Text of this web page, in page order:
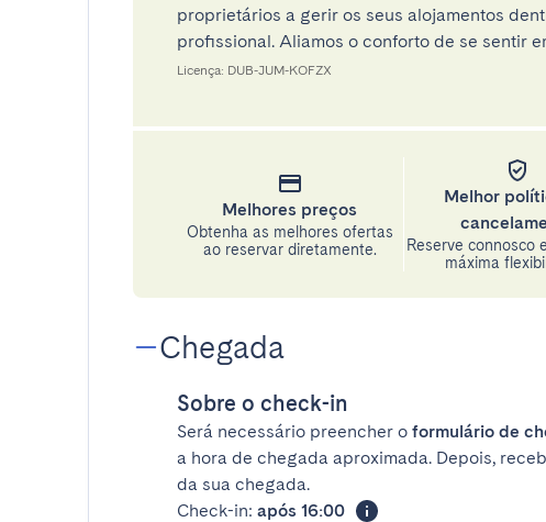
proprietários a gerir os seus alojamentos
profissional. Aliamos o conforto de se sentir
Licença: DUB-JUM-KOFZX
Melhores preços
Obtenha as melhores ofertas
ao reservar diretamente.
Melhor
Reserve connosco
máxima
Chegada
Sobre o check-in
Será necessário preencher o formulário de
a hora de chegada aproximada. Depois,
da sua chegada.
Check-in: após 16:00